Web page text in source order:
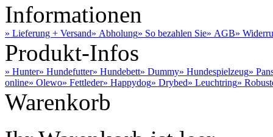
Informationen
» Lieferung + Versand» Abholung» So bezahlen Sie» AGB»
Produkt-Infos
» Hunter» Hundefutter» Hundebett» Dummy» Hundespielzeug»
online» Olewo» Fettleder» Happydog» Drybed» Leuchtring»
Warenkorb